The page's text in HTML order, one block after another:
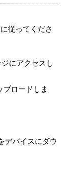
従ってくださ
にアクセスし
プロードしま
デバイスにダウ